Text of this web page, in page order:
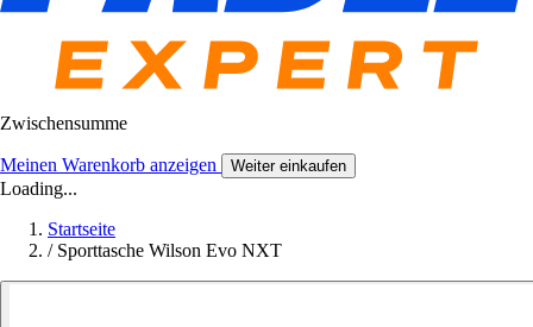
Zwischensumme
Meinen Warenkorb anzeigen Weiter einkaufen
Loading...
Startseite
/ Sporttasche Wilson Evo NXT